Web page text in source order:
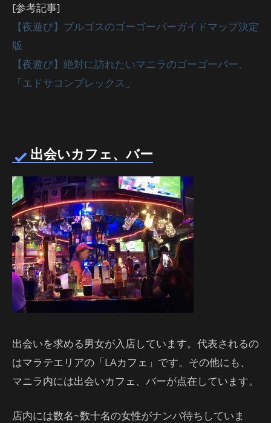
[参考記事]
【夜遊び】ブルゴスのゴーゴーバーガイドマップ決定
版
【夜遊び】絶対に訪れたいマニラのゴーゴーバー、
「エドサコンプレックス」
出会いカフェ、バー
出会いを求める男女が入店しています。代表されるの
はマラテエリアの「LAカフェ」です。その他にも、
マニラ内には出会いカフェ、バーが点在しています。
店内には数名~数十名の女性がナンパ待ちしていま